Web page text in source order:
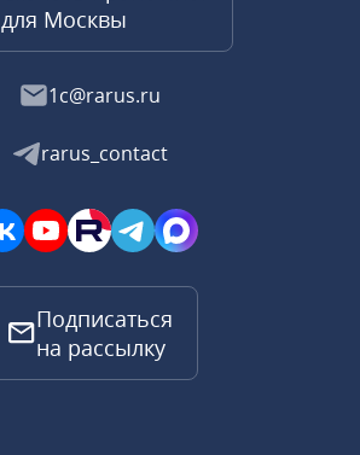
для Москвы
1c@rarus.ru
rarus_contact
Подписаться
на рассылку